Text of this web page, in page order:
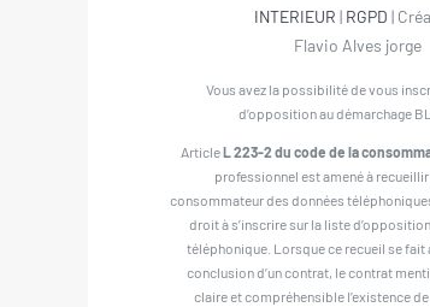
INTERIEUR | RGPD |
Flavio Alves jorge
Vous avez la possibilité de vous
d’opposition au démarchage
ArticleL 223-2 du code de la
professionnel est amené à recueillir
consommateur des données
droit à s’inscrire sur la liste
téléphonique. Lorsque ce recueil se fait
conclusion d’un contrat, le contrat
claire et compréhensible l’existence